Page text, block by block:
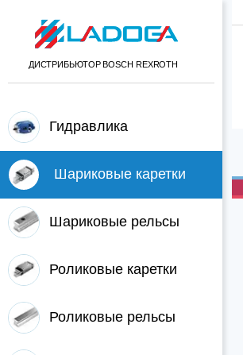
ДИСТРИБЬЮТОР BOSCH REXROTH
Гидравлика
Шариковые каретки
Шариковые рельсы
Роликовые каретки
Роликовые рельсы